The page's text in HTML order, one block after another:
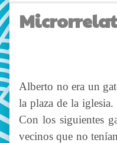
Alberto no era un
la plaza de la
Con los siguientes
vecinos que no